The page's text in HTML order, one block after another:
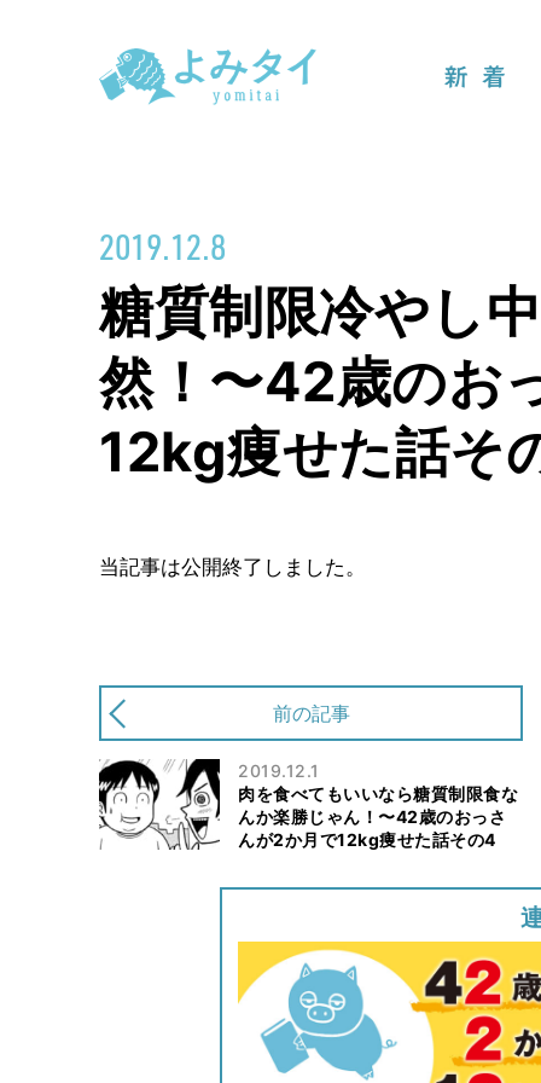
2019.12.8
糖質制限冷やし
然！〜42歳のお
12kg痩せた話そ
当記事は公開終了しました。
前の記事
2019.12.1
肉を食べてもいいなら糖質制限食な
んか楽勝じゃん！〜42歳のおっさ
んが2か月で12kg痩せた話その4